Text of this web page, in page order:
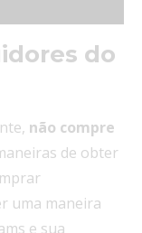
do
não compre
de obter
uma maneira
e sua